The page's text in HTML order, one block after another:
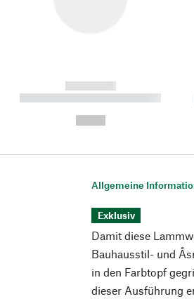
------------
----------- ----------- ----------
Allgemeine
Exklusiv
Damit diese
Bauhausstil- und
in den Farbtopf
dieser Ausführung